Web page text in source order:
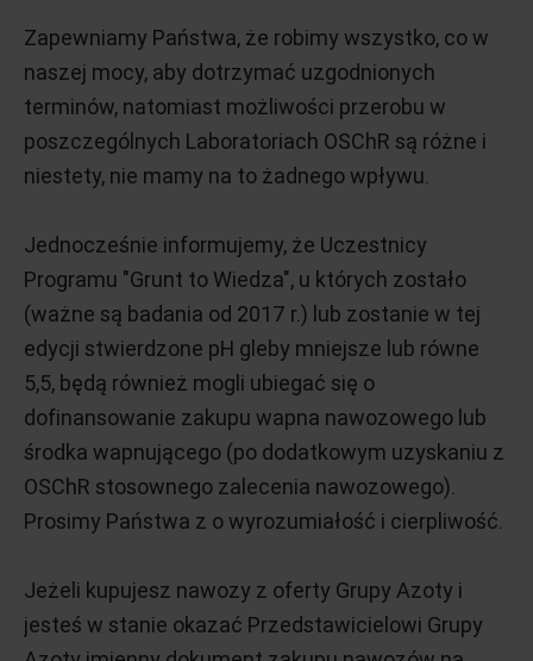
Zapewniamy Państwa, że robimy wszystko, co w
naszej mocy, aby dotrzymać uzgodnionych
terminów, natomiast możliwości przerobu w
poszczególnych Laboratoriach OSChR są różne i
niestety, nie mamy na to żadnego wpływu.
Jednocześnie informujemy, że Uczestnicy
Programu "Grunt to Wiedza", u których zostało
(ważne są badania od 2017 r.) lub zostanie w tej
edycji stwierdzone pH gleby mniejsze lub równe
5,5, będą również mogli ubiegać się o
dofinansowanie zakupu wapna nawozowego lub
środka wapnującego (po dodatkowym uzyskaniu z
OSChR stosownego zalecenia nawozowego).
Prosimy Państwa z o wyrozumiałość i cierpliwość.
Jeżeli kupujesz nawozy z oferty Grupy Azoty i
jesteś w stanie okazać Przedstawicielowi Grupy